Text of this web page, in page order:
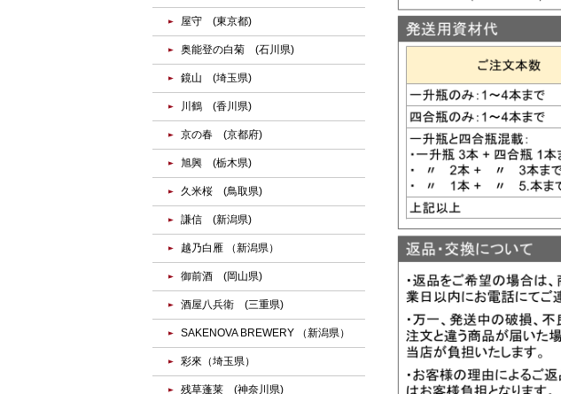
屋守 (東京都)
奥能登の白菊 (石川県)
鏡山 (埼玉県)
川鶴 (香川県)
京の春 (京都府)
旭興 (栃木県)
久米桜 (鳥取県)
謙信 (新潟県)
越乃白雁 （新潟県）
御前酒 (岡山県)
酒屋八兵衛 (三重県)
SAKENOVA BREWERY （新潟県）
彩來（埼玉県）
残草蓬莱 (神奈川県)